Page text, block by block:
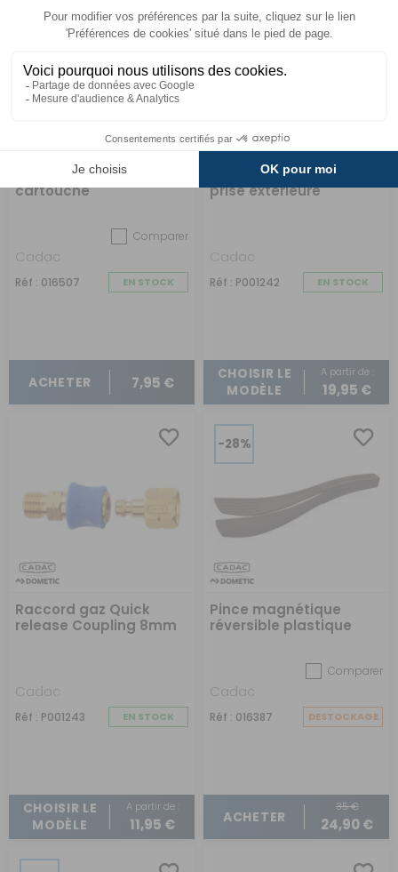
Adaptateur pour
cartouche
Comparer
Cadac
Réf : 016507 EN STOCK
ACHETER 7,95 €
-28 €
Tuyau gaz 1/4''LH pour
prise extérieure
Cadac
Réf : P001242 EN STOCK
CHOISIR LE
MODÈLE
A partir de :
19,95 €
Raccord gaz Quick
release Coupling 8mm
Cadac
Réf : P001243 EN STOCK
CHOISIR LE
MODÈLE
A partir de :
11,95 €
-28%
Pince magnétique
réversible plastique
Comparer
Cadac
Réf : 016387 DESTOCKAGE
ACHETER
35 €
24,90 €